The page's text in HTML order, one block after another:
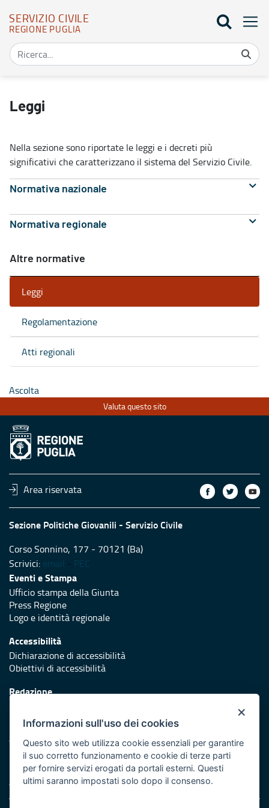
SERVIZIO CIVILE
REGIONE PUGLIA
Leggi
Nella sezione sono riportate le leggi e i decreti più
significativi che caratterizzano il sistema del Servizio Civile.
Normativa nazionale
Normativa regionale
Altre normative
Leggi
Regolamentazione
Atti regionali
Ascolta
Valuta questo sito
Area riservata
Sezione Politiche Giovanili - Servizio Civile
Corso Sonnino, 177 - 70121 (Ba)
Scrivici: email - PEC
Eventi e Stampa
Ufficio stampa della Giunta
Press Regione
Logo e identità regionale
Accessibilità
Dichiarazione di accessibilità
Obiettivi di accessibilità
Redazione
Protezione civile
Vai al sito di Protezione Civile Puglia
Iniziativa finanziata con risorse del POR Puglia 2014/2020 -
Asse XI
×
Informazioni sull'uso dei cookies
Questo sito web utilizza cookie essenziali per garantire
il suo corretto funzionamento e cookie di terze parti
per fornire servizi erogati da portali esterni. Questi
ultimi saranno impostati solo dopo il consenso.